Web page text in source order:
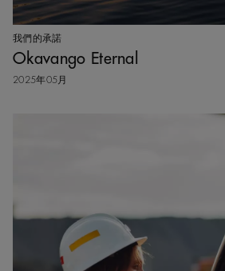
我們的承諾
Okavango Eternal
2025年05月